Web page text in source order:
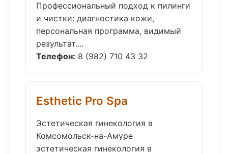
Профессиональный подход к пилинги
и чистки: диагностика кожи,
персональная программа, видимый
результат....
Телефон: 8 (982) 710 43 32
Esthetic Pro Spa
Эстетическая гинекология в
Комсомольск-на-Амуре
эстетическая гинекология в